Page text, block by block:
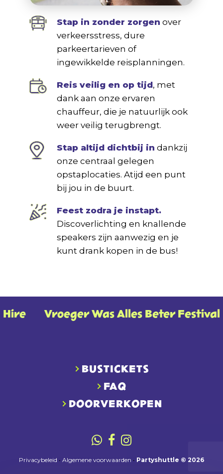
Stap in zonder zorgen over
verkeersstress, dure
parkeertarieven of
ingewikkelde reisplanningen.
Reis veilig en op tijd, met
dank aan onze ervaren
chauffeur, die je natuurlijk ook
weer veilig terugbrengt.
Stap altijd dichtbij in dankzij
onze centraal gelegen
opstaplocaties. Atijd een punt
bij jou in de buurt.
Feest zodra je instapt.
Discoverlichting en knallende
speakers zijn aanwezig en je
kunt drank kopen in de bus!
✦ Vroeger Was Alles Beter Festival✦
BUSTICKETS
FAQ
DOORVERKOPEN
Privacybeleid • Algemene voorwaarden • Partyshuttle © 2026